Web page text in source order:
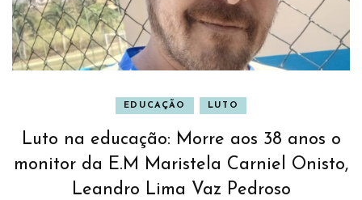
EDUCAÇÃO LUTO
Luto na educação: Morre aos 38 anos o
monitor da E.M Maristela Carniel Onisto,
Leandro Lima Vaz Pedroso